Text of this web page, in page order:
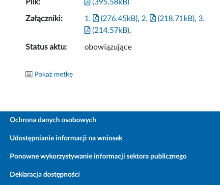
Plik: (395.58kB)
Załączniki: 1. (276.45kB), 2. (218.71kB),3.
(214.57kB),
Status aktu: obowiązujące
Pokaż metkę
Ochrona danych osobowych
Udostępnianie informacji na wniosek
Ponowne wykorzystywanie informacji sektora publicznego
Deklaracja dostępności